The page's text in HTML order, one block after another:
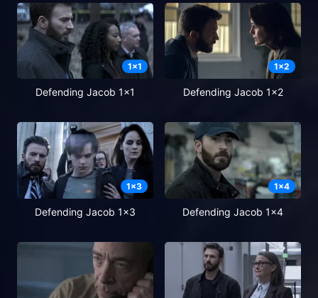
1x1
Defending Jacob 1x1
1x2
Defending Jacob 1x2
1x3
Defending Jacob 1x3
1x4
Defending Jacob 1x4